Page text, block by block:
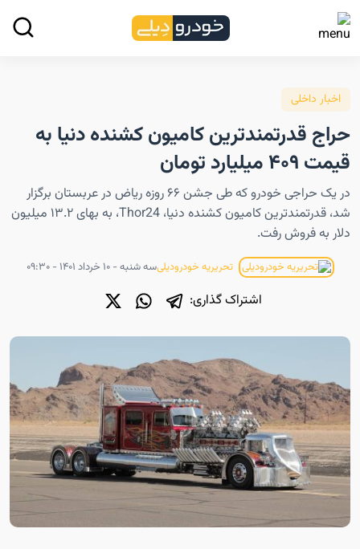
اخبار داخلی
حراج قدرتمندترین کامیون کشنده دنیا به
قیمت ۴۰۹ میلیارد تومان
در یک حراجی خودرو که طی جشن ۶۶ روزه ریاض در عربستان برگزار
شد، قدرتمندترین کامیون کشنده دنیا، Thor24، به بهای ۱۳.۲ میلیون
دلار به فروش رفت.
تحریریه خودرودیلیسه شنبه - ۱۰ خرداد ۱۴۰۱ - ۰۹:۳۰
اشتراک گذاری: